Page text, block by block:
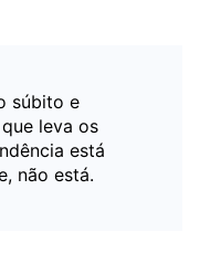
súbito e
leva os
está
não está.